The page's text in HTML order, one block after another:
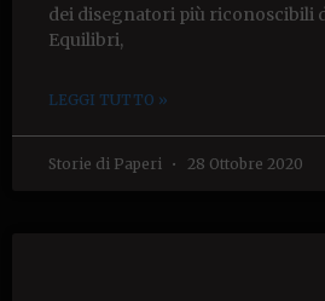
dei disegnatori più riconoscibili
Equilibri,
LEGGI TUTTO »
Storie di Paperi 28 Ottobre 2020